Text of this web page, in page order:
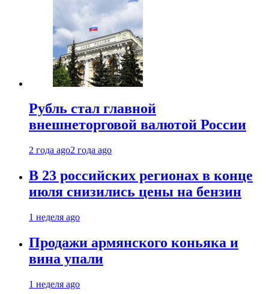
Рубль стал главной
внешнеторговой валютой России
2 года ago2 года ago
В 23 российских регионах в конце
июля снизились цены на бензин
1 неделя ago
Продажи армянского коньяка и
вина упали
1 неделя ago